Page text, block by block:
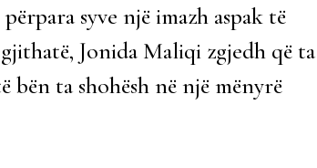
syve një imazh aspak të
Jonida Maliqi zgjedh që ta
bën ta shohësh në një mënyrë